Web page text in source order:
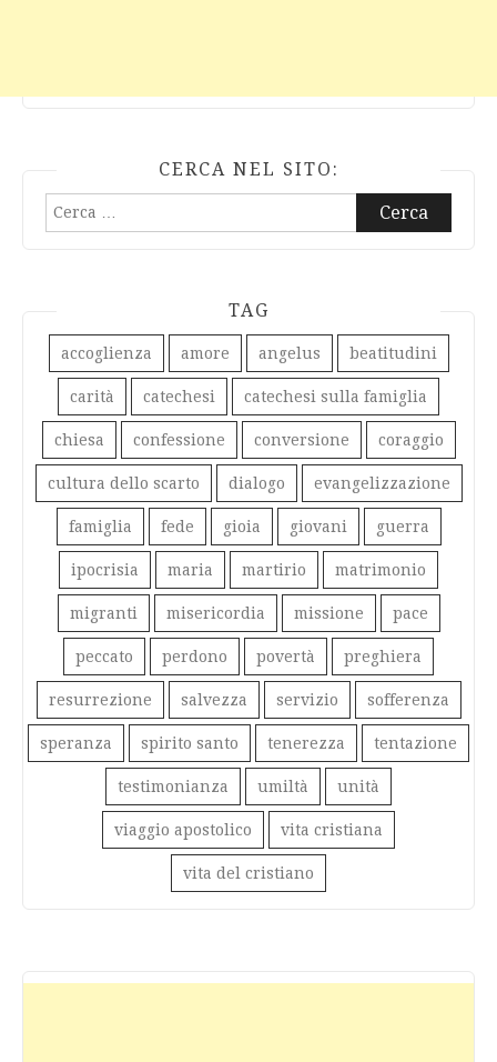
CERCA NEL SITO:
Ricerca
per:
TAG
accoglienza amore angelus beatitudini
carità catechesi catechesi sulla famiglia
chiesa confessione conversione coraggio
cultura dello scarto dialogo evangelizzazione
famiglia fede gioia giovani guerra
ipocrisia maria martirio matrimonio
migranti misericordia missione pace
peccato perdono povertà preghiera
resurrezione salvezza servizio sofferenza
speranza spirito santo tenerezza tentazione
testimonianza umiltà unità
viaggio apostolico vita cristiana
vita del cristiano